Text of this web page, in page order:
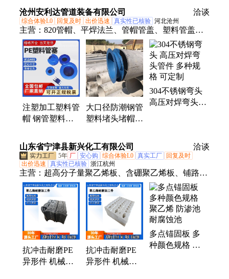
制
真冰板
蚀防静电upe板
沧州安利达管道装备有限公司 洽谈
综合体验L0 回复及时 出价迅速 真实性已核验 河北沧州
主营： 820管帽、平焊法兰、管帽管盖、塑料管盖、
塑料管帽、塑料法兰盖、护盖定制、焊接法兰、钢管
护口、法兰保护、管帽内帽、法兰国标、法兰高压、
钢管护帽、盲板法兰、钢管内塞、法兰铸造、不锈钢
法兰、钢管防尘塞、法兰耐酸碱、钢管保护帽
注塑加工塑料管
帽 钢管塑料堵
异形件注塑工厂
大口径防潮钢管
塑料堵头堵帽
帽护口 经久耐
用现货出售
304不锈钢弯头
高压对焊弯头管
山东省宁津县新兴化工有限公司 洽谈
5年 厂 安心购 综合体验L0 真实工厂
回复及时
出价迅速
真实性已核验 浙江杭州
主营： 超高分子量聚乙烯板、含硼聚乙烯板、铺路垫
板、超高分子量聚乙烯异形件、防辐射聚乙烯板、支
腿垫板、防中子屏蔽材料、高密度聚乙烯板、Hdpe阻
沙板、HDPE板、冰球场围栏、足球回弹板、pp板、
仿真冰板
抗冲击耐磨PE
异形件 机械设
抗冲击耐磨PE
异形件 机械设
多点锚固板 多
种颜色规格 聚